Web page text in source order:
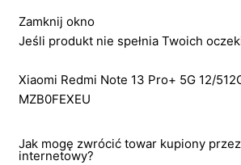
Zamknij okno
Jeśli produkt nie spełnia Twoich
Xiaomi Redmi Note 13 Pro+ 5G 12/
MZB0FEXEU
Jak mogę zwrócić towar kupiony
internetowy?